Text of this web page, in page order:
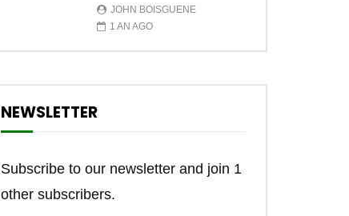
JOHN BOISGUENE
1 AN AGO
NEWSLETTER
Subscribe to our newsletter and join 1
other subscribers.